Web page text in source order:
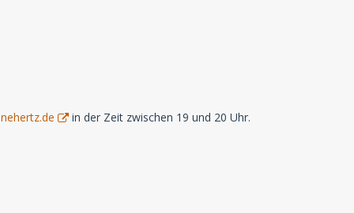
in der Zeit zwischen 19 und 20 Uhr.